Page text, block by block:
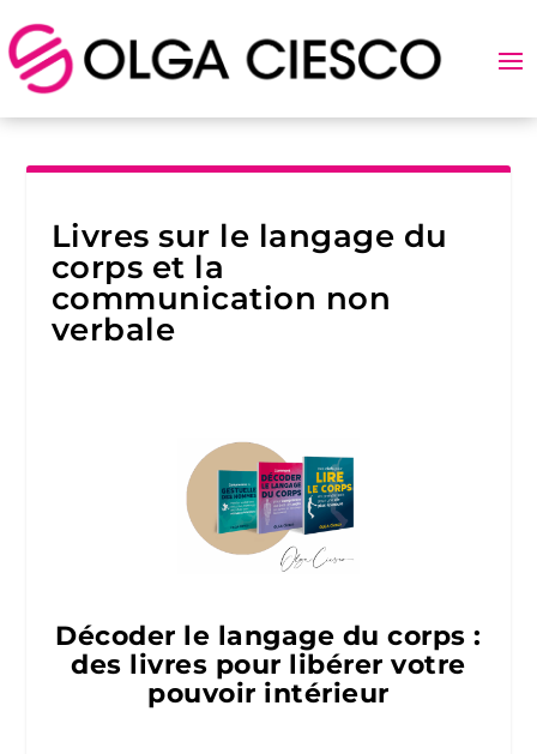
Livres sur le langage du
corps et la
communication non
verbale
Décoder le langage du corps :
des livres pour libérer votre
pouvoir intérieur